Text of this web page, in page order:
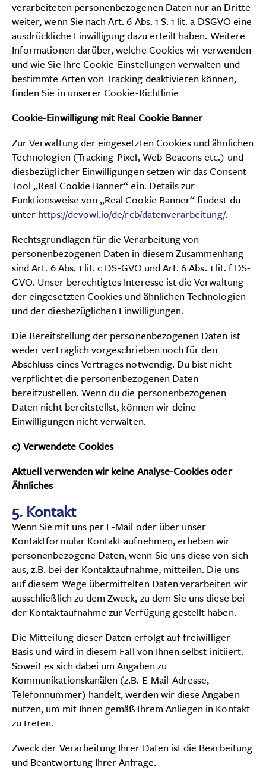
verarbeiteten personenbezogenen Daten nur an Dritte
weiter, wenn Sie nach Art. 6 Abs. 1 S. 1 lit. a DSGVO eine
ausdrückliche Einwilligung dazu erteilt haben. Weitere
Informationen darüber, welche Cookies wir verwenden
und wie Sie Ihre Cookie-Einstellungen verwalten und
bestimmte Arten von Tracking deaktivieren können,
finden Sie in unserer Cookie-Richtlinie
Cookie-Einwilligung mit Real Cookie Banner
Zur Verwaltung der eingesetzten Cookies und ähnlichen
Technologien (Tracking-Pixel, Web-Beacons etc.) und
diesbezüglicher Einwilligungen setzen wir das Consent
Tool „Real Cookie Banner“ ein. Details zur
Funktionsweise von „Real Cookie Banner“ findest du
unter https://devowl.io/de/rcb/datenverarbeitung/.
Rechtsgrundlagen für die Verarbeitung von
personenbezogenen Daten in diesem Zusammenhang
sind Art. 6 Abs. 1 lit. c DS-GVO und Art. 6 Abs. 1 lit. f DS-
GVO. Unser berechtigtes Interesse ist die Verwaltung
der eingesetzten Cookies und ähnlichen Technologien
und der diesbezüglichen Einwilligungen.
Die Bereitstellung der personenbezogenen Daten ist
weder vertraglich vorgeschrieben noch für den
Abschluss eines Vertrages notwendig. Du bist nicht
verpflichtet die personenbezogenen Daten
bereitzustellen. Wenn du die personenbezogenen
Daten nicht bereitstellst, können wir deine
Einwilligungen nicht verwalten.
c) Verwendete Cookies
Aktuell verwenden wir keine Analyse-Cookies oder
Ähnliches
5. Kontakt
Wenn Sie mit uns per E-Mail oder über unser
Kontaktformular Kontakt aufnehmen, erheben wir
personenbezogene Daten, wenn Sie uns diese von sich
aus, z.B. bei der Kontaktaufnahme, mitteilen. Die uns
auf diesem Wege übermittelten Daten verarbeiten wir
ausschließlich zu dem Zweck, zu dem Sie uns diese bei
der Kontaktaufnahme zur Verfügung gestellt haben.
Die Mitteilung dieser Daten erfolgt auf freiwilliger
Basis und wird in diesem Fall von Ihnen selbst initiiert.
Soweit es sich dabei um Angaben zu
Kommunikationskanälen (z.B. E-Mail-Adresse,
Telefonnummer) handelt, werden wir diese Angaben
nutzen, um mit Ihnen gemäß Ihrem Anliegen in Kontakt
zu treten.
Zweck der Verarbeitung Ihrer Daten ist die Bearbeitung
und Beantwortung Ihrer Anfrage.